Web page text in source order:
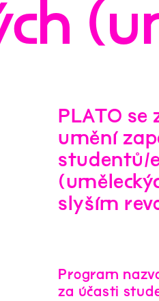
PLATO
umění
studentů/
slyším
Program
za účasti